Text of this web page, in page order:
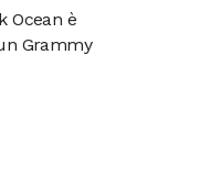
Ocean è
Grammy